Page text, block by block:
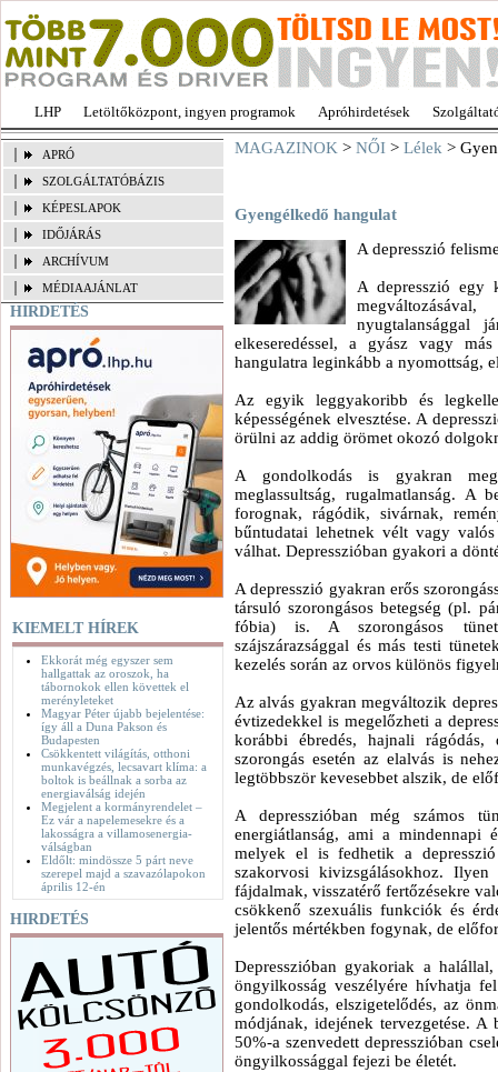
LHP Letöltőközpont, ingyen programok Apróhirdetések
APRÓ
SZOLGÁLTATÓBÁZIS
KÉPESLAPOK
IDŐJÁRÁS
ARCHÍVUM
MÉDIAAJÁNLAT
HIRDETÉS
KIEMELT HÍREK
Ekkorát még egyszer sem
hallgattak az oroszok, ha
tábornokok ellen követtek el
merényleteket
Magyar Péter újabb bejelentése:
így áll a Duna Pakson és
Budapesten
Csökkentett világítás, otthoni
munkavégzés, lecsavart klíma: a
boltok is beállnak a sorba az
energiaválság idején
Megjelent a kormányrendelet –
Ez vár a napelemesekre és a
lakosságra a villamosenergia-
válságban
Eldőlt: mindössze 5 párt neve
szerepel majd a szavazólapokon
április 12-én
HIRDETÉS
MAGAZINOK > NŐI > Lélek >
Gyengélkedő hangulat
A depresszió
A depresszió egy
nyugtalansággal
elkeseredéssel, a gyász vagy
hangulatra leginkább a nyomottság,
Az egyik leggyakoribb és
képességének elvesztése. A
örülni az addig örömet okozó
A gondolkodás is gyakran
meglassultság, rugalmatlanság. A
forognak, rágódik, sivárnak,
bűntudatai lehetnek vélt vagy
válhat. Depresszióban gyakori a
A depresszió gyakran erős
társuló szorongásos betegség (pl.
fóbia) is. A szorongásos
szájszárazsággal és más testi
kezelés során az orvos különös
Az alvás gyakran megváltozik
évtizedekkel is megelőzheti a
korábbi ébredés, hajnali
szorongás esetén az elalvás is
legtöbbször kevesebbet alszik, de
A depresszióban még számos
energiátlanság, ami a mindennapi
melyek el is fedhetik a
szakorvosi kivizsgálásokhoz.
fájdalmak, visszatérő fertőzésekre
csökkenő szexuális funkciók és
jelentős mértékben fogynak, de
Depresszióban gyakoriak a
öngyilkosság veszélyére hívhatja
gondolkodás, elszigetelődés, az
módjának, idejének tervezgetése.
50%-a szenvedett depresszióban
öngyilkossággal fejezi be életét.